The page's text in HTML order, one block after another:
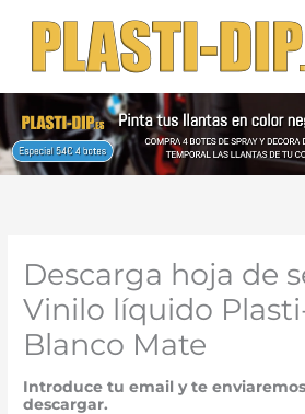
contenido
Descarga hoja de
Vinilo líquido
Blanco Mate
Introduce tu email y te
descargar.